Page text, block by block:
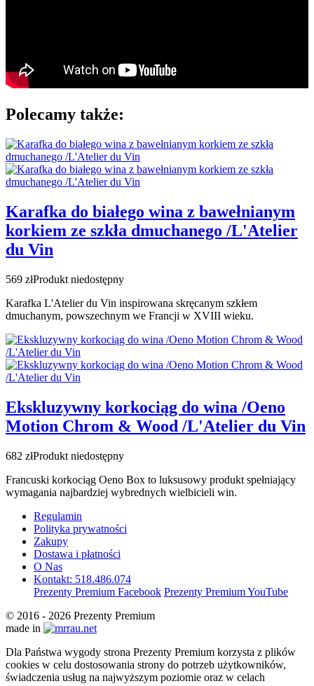
Polecamy także:
Karafka do białego wina z bawełnianym
korkiem ze szkła dmuchanego /L'Atelier
du Vin
569 złProdukt niedostępny
Karafka L'Atelier du Vin inspirowana skręcanym szkłem
dmuchanym, powszechnym we Francji w XVIII wieku.
Ekskluzywny korkociąg do wina /Oeno
Motion Chrom & Wood /L'Atelier du Vin
682 złProdukt niedostępny
Francuski korkociąg Oeno Box to luksusowy produkt spełniający
wymagania najbardziej wybrednych wielbicieli win.
Regulamin
Polityka prywatności
Zakupy
Dostawa i płatności
O Nas
Kontakt: 518.486.074
Prezenty Premium Facebook Prezenty Premium YouTube
© 2016 - 2026 Prezenty Premium
made in
Dla Państwa wygody strona Prezenty Premium korzysta z plików
cookies w celu dostosowania strony do potrzeb użytkowników,
świadczenia usług na najwyższym poziomie oraz w celach